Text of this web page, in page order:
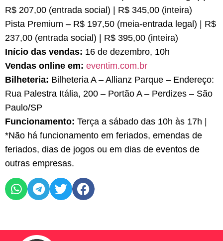
R$ 207,00 (entrada social) | R$ 345,00 (inteira)
Pista Premium – R$ 197,50 (meia-entrada legal) | R$
237,00 (entrada social) | R$ 395,00 (inteira)
Início das vendas: 16 de dezembro, 10h
Vendas online em: eventim.com.br
Bilheteria: Bilheteria A – Allianz Parque – Endereço:
Rua Palestra Itália, 200 – Portão A – Perdizes – São
Paulo/SP
Funcionamento: Terça a sábado das 10h às 17h |
*Não há funcionamento em feriados, emendas de
feriados, dias de jogos ou em dias de eventos de
outras empresas.